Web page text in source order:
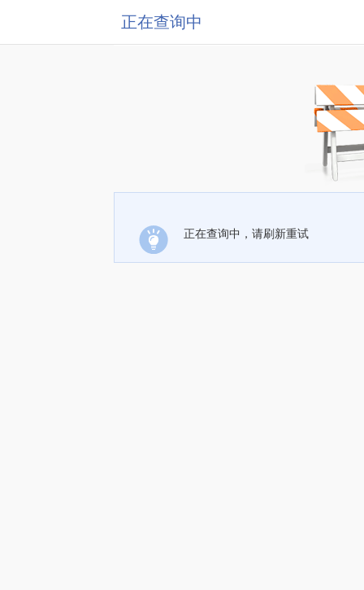
正在查询中
正在查询中，请刷新重试